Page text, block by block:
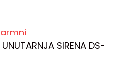
SIRENA DS-